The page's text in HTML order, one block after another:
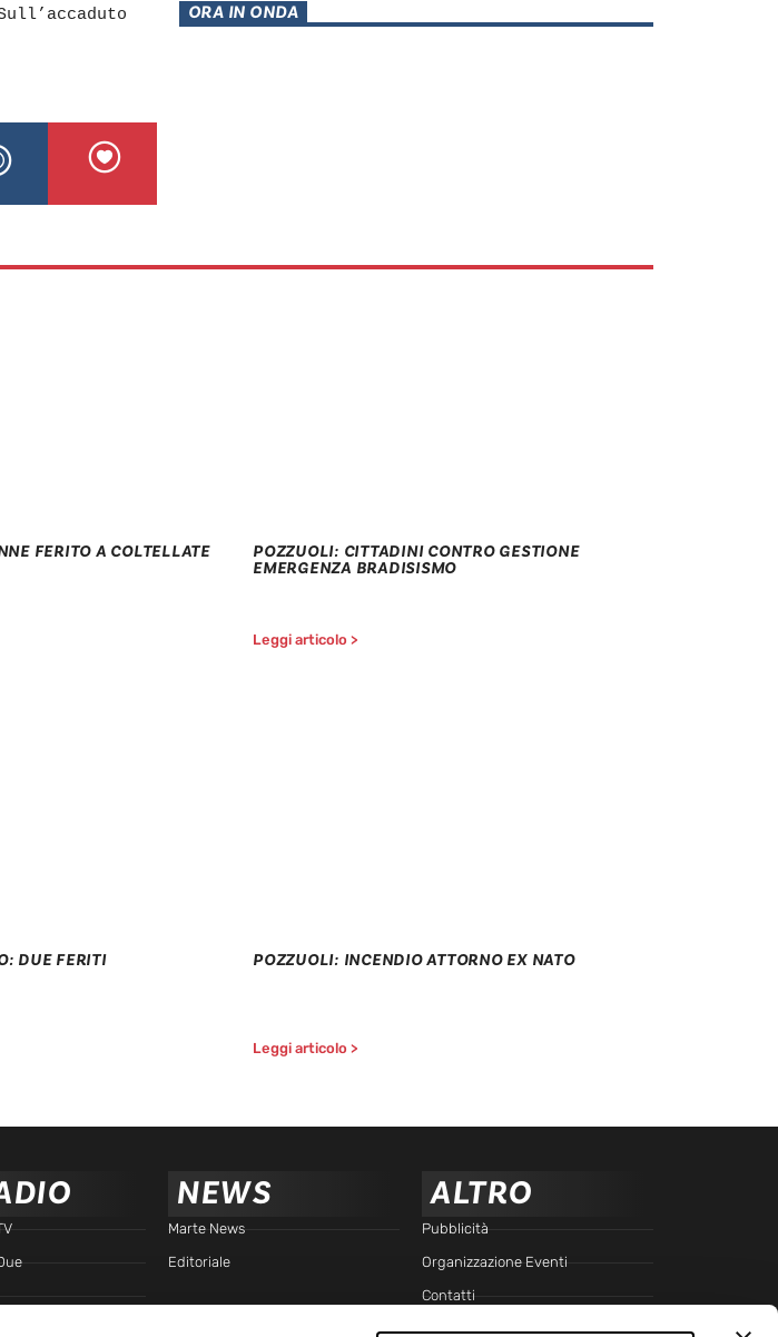
ORA IN ONDA
FERITO A COLTELLATE POZZUOLI: CITTADINI CONTRO GESTIONE
EMERGENZA BRADISISMO
Leggi articolo >
DUE FERITI POZZUOLI: INCENDIO ATTORNO EX NATO
Leggi articolo >
NEWS
Marte News
Editoriale
ALTRO
Pubblicità
Organizzazione Eventi
Contatti
Cookie Policy